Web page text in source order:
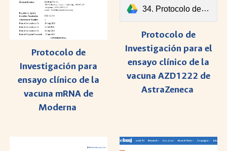
Protocolo de
Investigación para
ensayo clínico de la
vacuna mRNA de
Moderna
34. Protocolo de Investigación para el ensayo clínico de la vacuna AZD1222 de AstraZeneca.pdf
Protocolo de
Investigación para el
ensayo clínico de la
vacuna AZD1222 de
AstraZeneca